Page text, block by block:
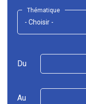
Thématique
Du
Au